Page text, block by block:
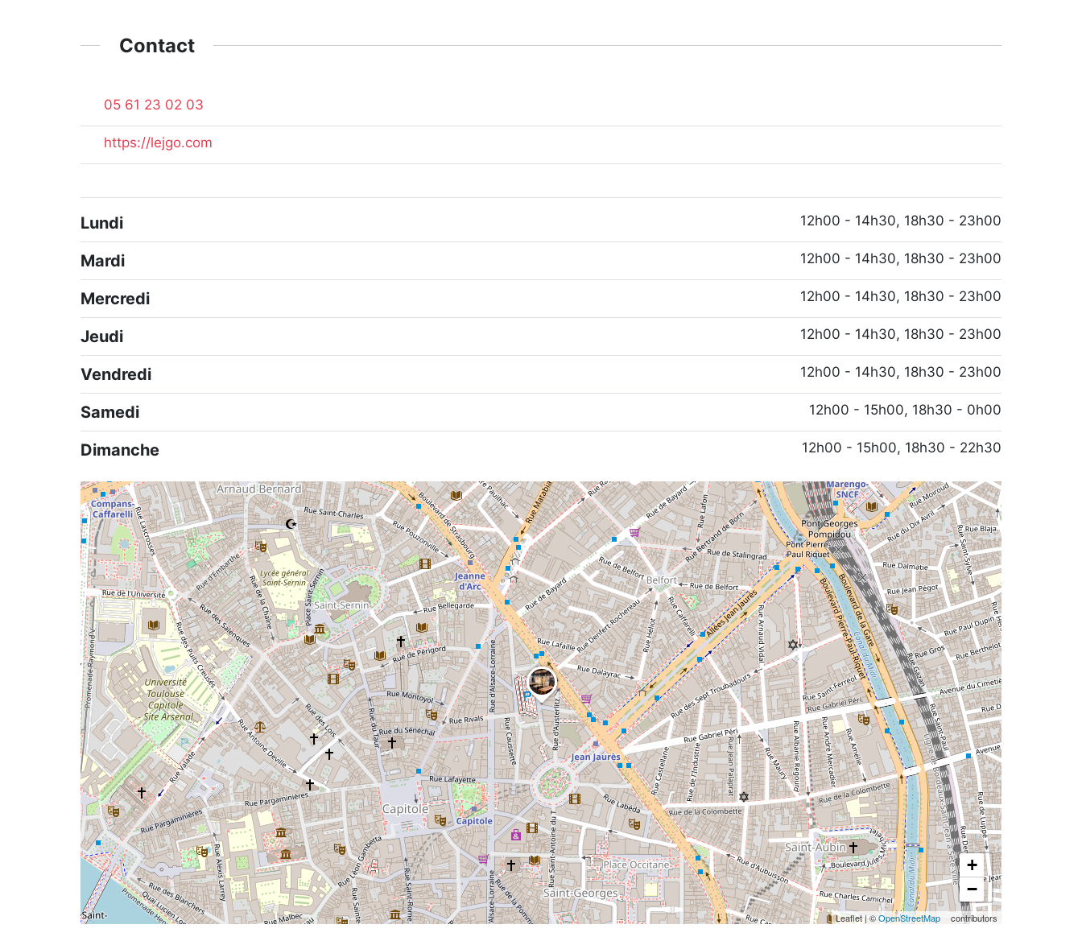
Contact
05 61 23 02 03
https://lejgo.com
Lundi 12h00 - 14h30, 18h30 - 23h00
Mardi 12h00 - 14h30, 18h30 - 23h00
Mercredi 12h00 - 14h30, 18h30 - 23h00
Jeudi 12h00 - 14h30, 18h30 - 23h00
Vendredi 12h00 - 14h30, 18h30 - 23h00
Samedi 12h00 - 15h00, 18h30 - 0h00
Dimanche 12h00 - 15h00, 18h30 - 22h30
+
−
Leaflet| ©OpenStreetMap contributors